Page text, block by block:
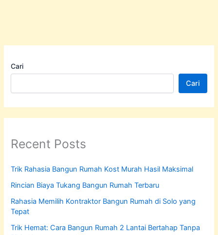
Cari
Cari
Recent Posts
Trik Rahasia Bangun Rumah Kost Murah Hasil Maksimal
Rincian Biaya Tukang Bangun Rumah Terbaru
Rahasia Memilih Kontraktor Bangun Rumah di Solo yang
Tepat
Trik Hemat: Cara Bangun Rumah 2 Lantai Bertahap Tanpa